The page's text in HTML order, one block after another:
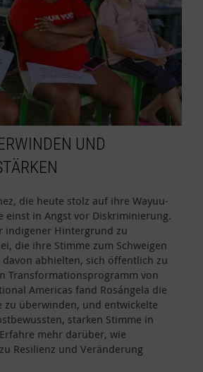
UND
die heute stolz auf ihre Wayuu-
einst in Angst vor Diskriminierung.
indigener Hintergrund zu
die ihre Stimme zum Schweigen
abhielten, sich öffentlich zu
Transformationsprogramm von
Americas fand Rosángela die
zu überwinden, und entwickelte
starken Stimme in
mehr darüber, wie
Resilienz und Veränderung